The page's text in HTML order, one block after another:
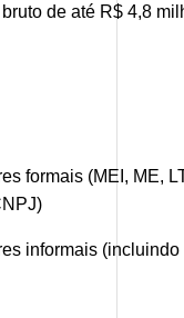
de até R$ 4,8
(MEI, ME,
(incluindo